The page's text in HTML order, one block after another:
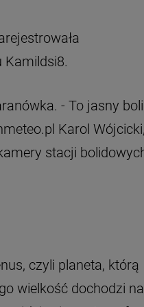
Kamildsi8.
- To jasny
Karol
stacji
czyli planeta, którą
wielkość dochodzi